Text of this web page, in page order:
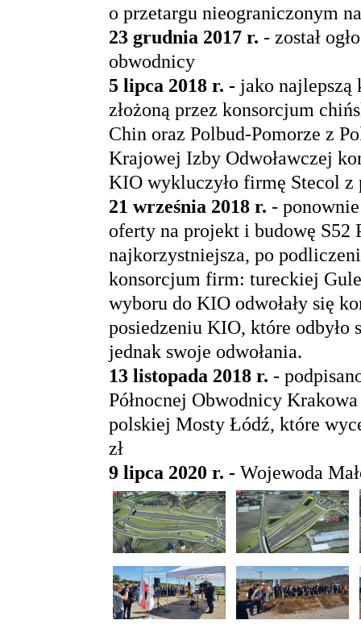
o przetargu nieograniczonym
23 grudnia 2017 r. - został
obwodnicy
5 lipca 2018 r. - jako najlepszą
złożoną przez konsorcjum
Chin oraz Polbud-Pomorze z
Krajowej Izby Odwoławczej
KIO wykluczyło firmę Stecol z
21 września 2018 r. -
oferty na projekt i budowę S52
najkorzystniejsza, po
konsorcjum firm: tureckiej
wyboru do KIO odwołały się
posiedzeniu KIO, które odbyło
jednak swoje odwołania.
13 listopada 2018 r. -
Północnej Obwodnicy
polskiej Mosty Łódź, które
zł
9 lipca 2020 r. - Wojewoda